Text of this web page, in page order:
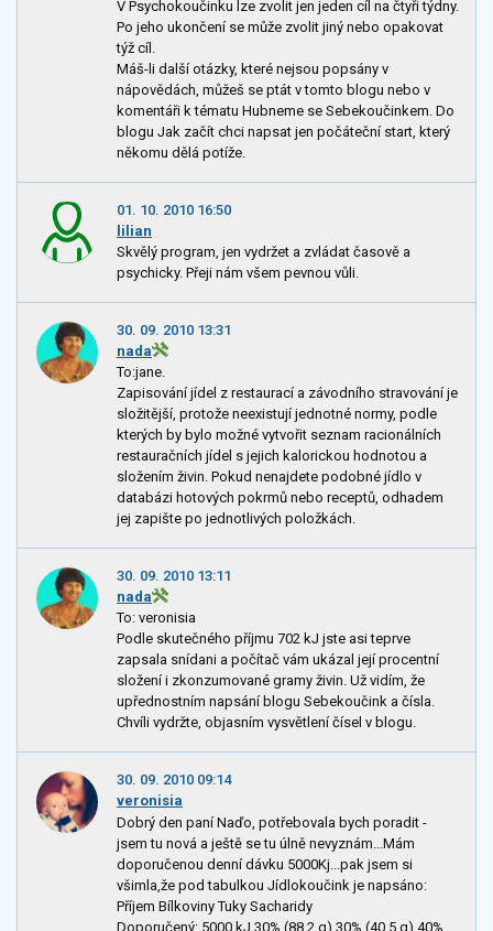
V Psychokoučinku lze zvolit jen jeden cíl na čtyři týdny.
Po jeho ukončení se může zvolit jiný nebo opakovat
týž cíl.
Máš-li další otázky, které nejsou popsány v
nápovědách, můžeš se ptát v tomto blogu nebo v
komentáři k tématu Hubneme se Sebekoučinkem. Do
blogu Jak začít chci napsat jen počáteční start, který
někomu dělá potíže.
01. 10. 2010 16:50
lilian
Skvělý program, jen vydržet a zvládat časově a
psychicky. Přeji nám všem pevnou vůli.
30. 09. 2010 13:31
nada
To:jane.
Zapisování jídel z restaurací a závodního stravování je
složitější, protože neexistují jednotné normy, podle
kterých by bylo možné vytvořit seznam racionálních
restauračních jídel s jejich kalorickou hodnotou a
složením živin. Pokud nenajdete podobné jídlo v
databázi hotových pokrmů nebo receptů, odhadem
jej zapište po jednotlivých položkách.
30. 09. 2010 13:11
nada
To: veronisia
Podle skutečného příjmu 702 kJ jste asi teprve
zapsala snídani a počítač vám ukázal její procentní
složení i zkonzumované gramy živin. Už vidím, že
upřednostním napsání blogu Sebekoučink a čísla.
Chvíli vydržte, objasním vysvětlení čísel v blogu.
30. 09. 2010 09:14
veronisia
Dobrý den paní Naďo, potřebovala bych poradit -
jsem tu nová a ještě se tu úlně nevyznám...Mám
doporučenou denní dávku 5000Kj...pak jsem si
všimla,že pod tabulkou Jídlokoučink je napsáno:
Příjem Bílkoviny Tuky Sacharidy
Doporučený: 5000 kJ 30% (88.2 g) 30% (40.5 g) 40%